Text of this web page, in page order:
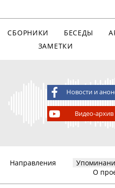
СБОРНИКИ БЕСЕДЫ
ЗАМЕТКИ
Новости и
Видео-
Направления
О